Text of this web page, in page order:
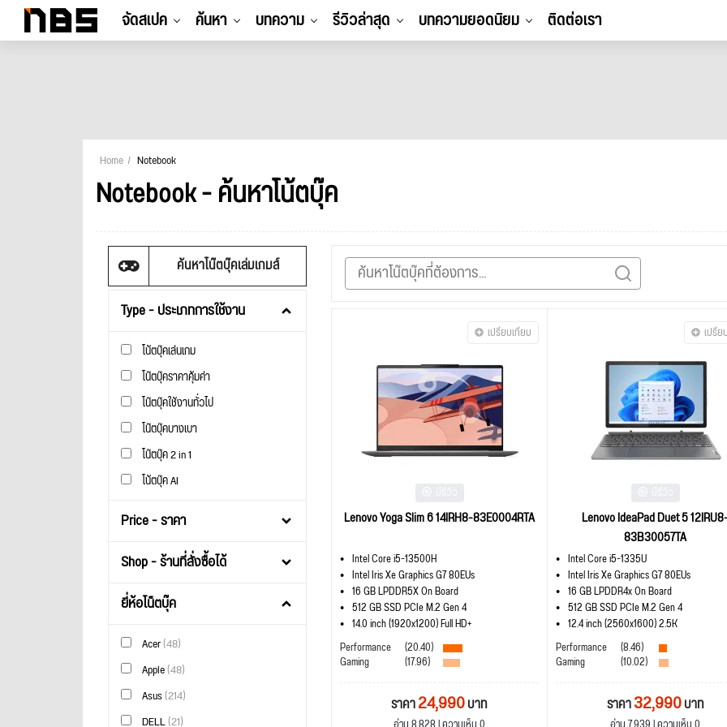
จัดสเปค ค้นหา บทความ รีวิวล่าสุด บทความยอดนิยม ติดต่อเรา
Home Notebook
Notebook - ค้นหาโน้ตบุ๊ค
ค้นหาโน๊ตบุ๊คเล่มเกมส์
Type - ประเภทการใช้งาน
โน้ตบุ๊คเล่นเกม
โน๊ตบุ๊คราคาคุ้มค่า
โน๊ตบุ๊คใช้งานทั่วไป
โน๊ตบุ๊คบางเบา
โน๊ตบุ๊ค 2 in 1
โน้ตบุ๊ค AI
Price - ราคา
Shop - ร้านที่สั่งซื้อได้
ยี่ห้อโน็ตบุ๊ค
Acer(48)
Apple(48)
Asus(214)
DELL(21)
เปรียบเทียบ
Lenovo Yoga Slim 6 14IRH8-83E0004RTA
Intel Core i5-13500H
Intel Iris Xe Graphics G7 80EUs
16 GB LPDDR5X On Board
512 GB SSD PCIe M.2 Gen 4
14.0 inch (1920x1200) Full HD+
Performance
(20.40)
Gaming (17.96)
ราคา24,990บาท
เปรี
Lenovo IdeaPad Duet 5
83B30057TA
Intel Core i5-1335U
Intel Iris Xe Graphics G7 80EUs
16 GB LPDDR4x On Board
512 GB SSD PCIe M.2 Gen 4
12.4 inch (2560x1600) 2.5K
Performance
(8.46)
Gaming (10.02)
ราคา32,990บาท